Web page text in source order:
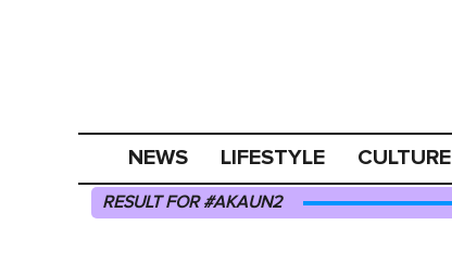
NEWS LIFESTYLE CULTURE
RESULT FOR #AKAUN2